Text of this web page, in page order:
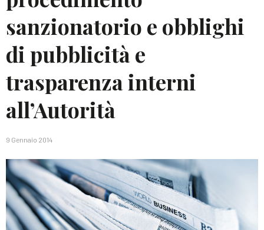
sanzionatorio e obblighi
di pubblicità e
trasparenza interni
all’Autorità
9 Gennaio 2014